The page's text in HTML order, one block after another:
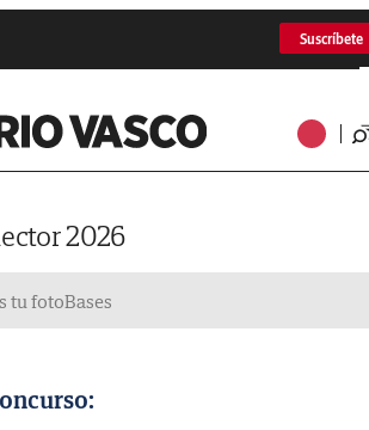
Suscríbete
2026
tu fotoBases